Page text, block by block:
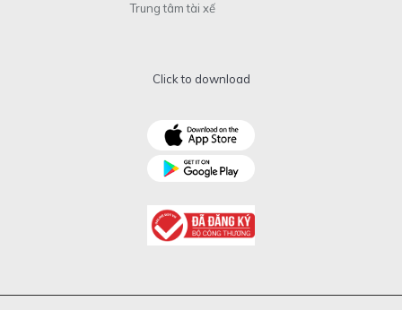
Trung tâm tài xế
Click to download